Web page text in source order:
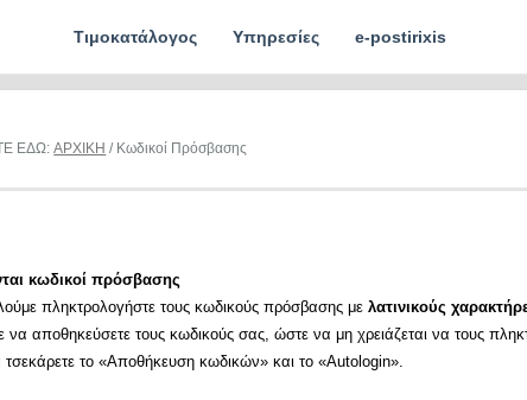
Τιμοκατάλογος Υπηρεσίες e-postirixis
ΕΔΩ:ΑΡΧΙΚΗ / Κωδικοί Πρόσβασης
κωδικοί πρόσβασης
πληκτρολογήστε τους κωδικούς πρόσβασης μελατινικούς
να αποθηκεύσετε τους κωδικούς σας, ώστε να μη χρειάζεται να τους
τσεκάρετε το «Αποθήκευση κωδικών» και το «Autologin».